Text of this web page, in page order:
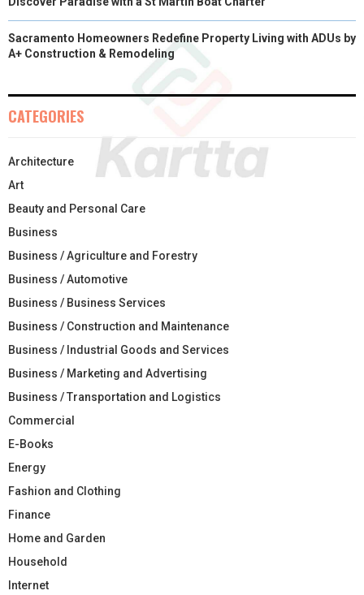
Sacramento Homeowners Redefine Property Living with ADUs by
A+ Construction & Remodeling
CATEGORIES
Architecture
Art
Beauty and Personal Care
Business
Business / Agriculture and Forestry
Business / Automotive
Business / Business Services
Business / Construction and Maintenance
Business / Industrial Goods and Services
Business / Marketing and Advertising
Business / Transportation and Logistics
Commercial
E-Books
Energy
Fashion and Clothing
Finance
Home and Garden
Household
Internet